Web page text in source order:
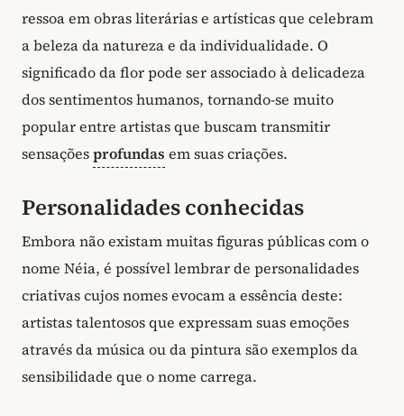
ressoa em obras literárias e artísticas que celebram
a beleza da natureza e da individualidade. O
significado da flor pode ser associado à delicadeza
dos sentimentos humanos, tornando-se muito
popular entre artistas que buscam transmitir
sensaçõesprofundas em suas criações.
Personalidades conhecidas
Embora não existam muitas figuras públicas com o
nome Néia, é possível lembrar de personalidades
criativas cujos nomes evocam a essência deste:
artistas talentosos que expressam suas emoções
através da música ou da pintura são exemplos da
sensibilidade que o nome carrega.